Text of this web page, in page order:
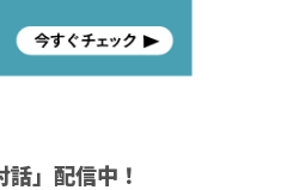
」配信中！